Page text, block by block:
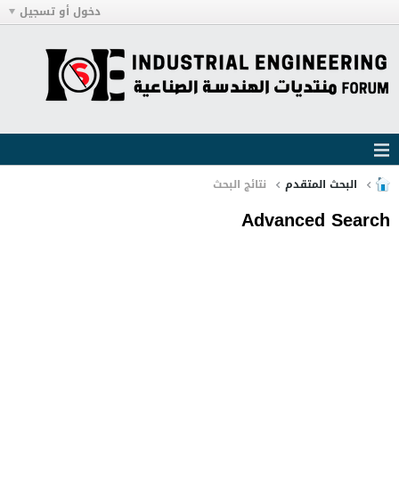
دخول أو تسجيل
البحث المتقدم نتائج البحث
Advanced Search